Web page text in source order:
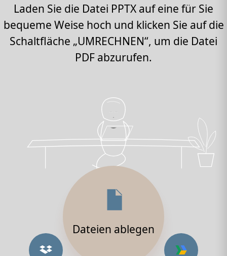
Laden Sie die Datei PPTX auf eine für Sie
bequeme Weise hoch und klicken Sie auf die
Schaltfläche „UMRECHNEN“, um die Datei
PDF abzurufen.
Dateien ablegen